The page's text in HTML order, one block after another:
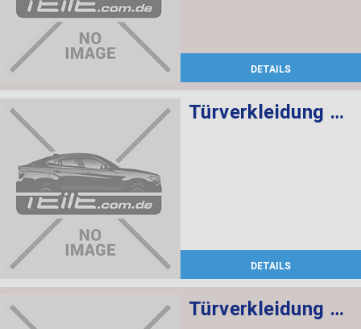
DETAILS
Türverkleidung Leder vorne rechts SCHWARZ/ROT
DETAILS
Türverkleidung Leder vorn links SCHWARZ/ROT